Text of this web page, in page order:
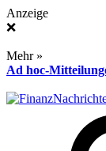
Anzeige
❌
Mehr »
Ad hoc-